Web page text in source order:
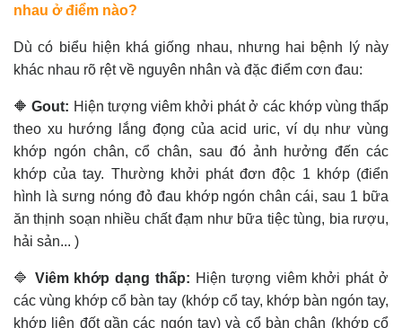
nhau ở điểm nào?
Dù có biểu hiện khá giống nhau, nhưng hai bệnh lý này
khác nhau rõ rệt về nguyên nhân và đặc điểm cơn đau:
🔶Gout: Hiện tượng viêm khởi phát ở các khớp vùng thấp
theo xu hướng lắng đọng của acid uric, ví dụ như vùng
khớp ngón chân, cổ chân, sau đó ảnh hưởng đến các
khớp của tay. Thường khởi phát đơn độc 1 khớp (điển
hình là sưng nóng đỏ đau khớp ngón chân cái, sau 1 bữa
ăn thịnh soạn nhiều chất đạm như bữa tiệc tùng, bia rượu,
hải sản... )
🔷 Viêm khớp dạng thấp: Hiện tượng viêm khởi phát ở
các vùng khớp cổ bàn tay (khớp cổ tay, khớp bàn ngón tay,
khớp liên đốt gần các ngón tay) và cổ bàn chân (khớp cổ